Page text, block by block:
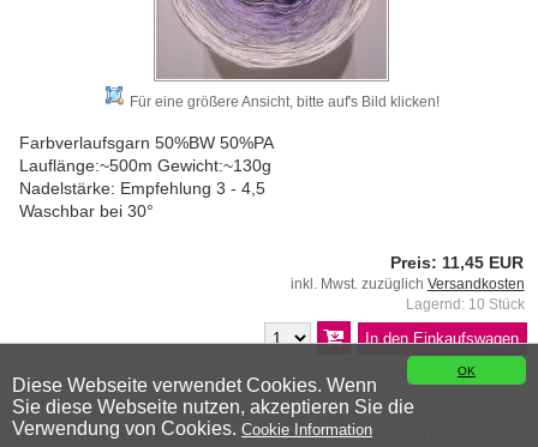
OK
Diese Webseite verwendet Cookies. Wenn
Sie diese Webseite nutzen, akzeptieren Sie die
Verwendung von Cookies. Cookie Information
Für eine größere Ansicht, bitte auf's Bild klicken!
Farbverlaufsgarn 50%BW 50%PA
Lauflänge:~500m Gewicht:~130g
Nadelstärke: Empfehlung 3 - 4,5
Waschbar bei 30°
Preis: 11,45 EUR
inkl. Mwst. zuzüglich Versandkosten
Lagernd: 10 Stück
© 2026 Wiener Wollwicklerei
Kontakt |Anfahrt |Versandkosten |AGB|Widerruf|Datenschutz